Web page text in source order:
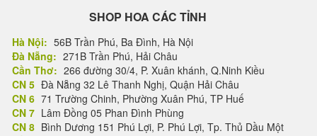
SHOP HOA CÁC TỈNH
Hà Nội: 56B Trần Phú, Ba Đình, Hà Nội
Đà Nẵng: 271B Trần Phú, Hải Châu
Cần Thơ: 266 đường 30/4, P. Xuân khánh, Q.Ninh Kiều
CN 5 Đà Nẵng 32 Lê Thanh Nghị, Quận Hải Châu
CN 6 71 Trường Chinh, Phường Xuân Phú, TP Huế
CN 7 Lâm Đồng 05 Phan Đình Phùng
CN 8 Bình Dương 151 Phú Lợi, P. Phú Lợi, Tp. Thủ Dầu Một